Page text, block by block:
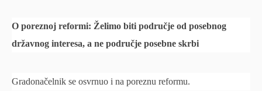
O poreznoj reformi: Želimo biti područje od posebnog
državnog interesa, a ne područje posebne skrbi
Gradonačelnik se osvrnuo i na poreznu reformu.